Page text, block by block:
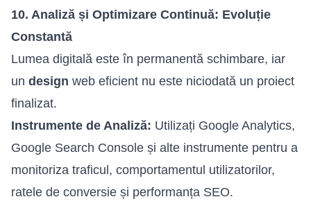
10. Analiză și Optimizare Continuă: Evoluție
Constantă
Lumea digitală este în permanentă schimbare, iar
un design web eficient nu este niciodată un proiect
finalizat.
Instrumente de Analiză: Utilizați Google Analytics,
Google Search Console și alte instrumente pentru a
monitoriza traficul, comportamentul utilizatorilor,
ratele de conversie și performanța SEO.